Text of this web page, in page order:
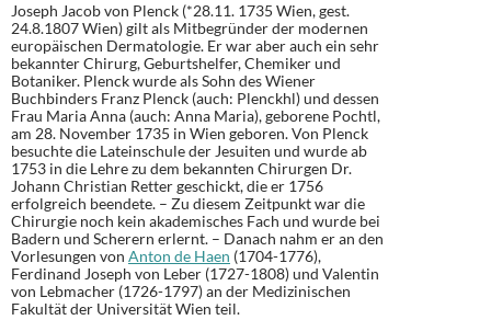
Joseph Jacob von Plenck (*28.11. 1735 Wien, gest.
24.8.1807 Wien) gilt als Mitbegründer der modernen
europäischen Dermatologie. Er war aber auch ein sehr
bekannter Chirurg, Geburtshelfer, Chemiker und
Botaniker. Plenck wurde als Sohn des Wiener
Buchbinders Franz Plenck (auch: Plenckhl) und dessen
Frau Maria Anna (auch: Anna Maria), geborene Pochtl,
am 28. November 1735 in Wien geboren. Von Plenck
besuchte die Lateinschule der Jesuiten und wurde ab
1753 in die Lehre zu dem bekannten Chirurgen Dr.
Johann Christian Retter geschickt, die er 1756
erfolgreich beendete. – Zu diesem Zeitpunkt war die
Chirurgie noch kein akademisches Fach und wurde bei
Badern und Scherern erlernt. – Danach nahm er an den
Vorlesungen von Anton de Haen (1704-1776),
Ferdinand Joseph von Leber (1727-1808) und Valentin
von Lebmacher (1726-1797) an der Medizinischen
Fakultät der Universität Wien teil.